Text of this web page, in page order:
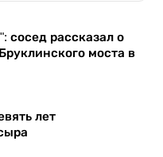
сосед рассказал о
моста в
лет